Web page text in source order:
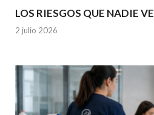
LOS RIESGOS QUE NADIE VE
2 julio 2026